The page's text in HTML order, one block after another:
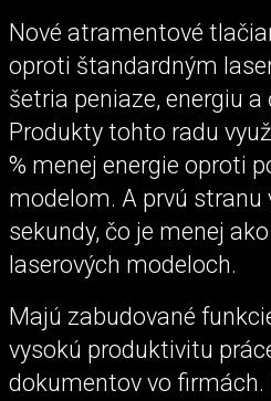
Nové atramentové
oproti štandardným
šetria peniaze, energiu
Produkty tohto radu
% menej energie oproti
modelom. A prvú stranu
sekundy, čo je menej
laserových modeloch.
Majú zabudované
vysokú produktivitu
dokumentov vo firmách.